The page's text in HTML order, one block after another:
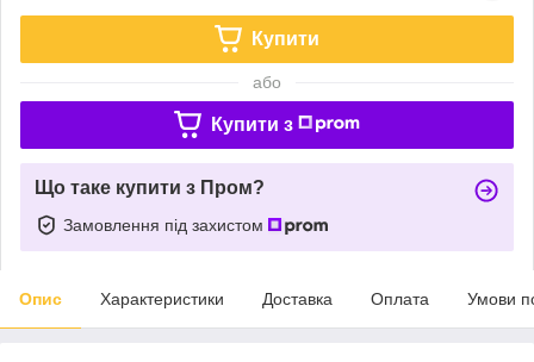
Купити
або
Купити з
Що таке купити з Пром?
Замовлення під захистом
Опис Характеристики Доставка Оплата Умови